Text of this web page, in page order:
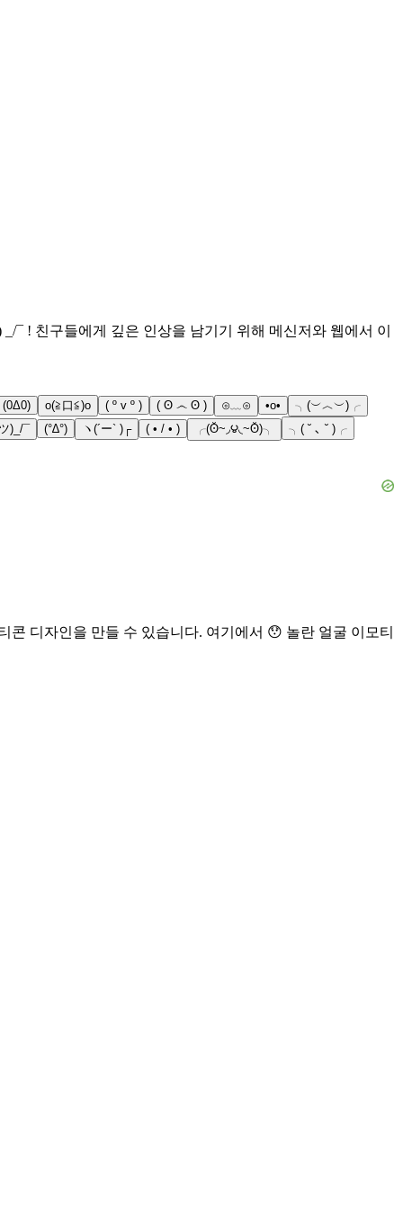
¯ ! 친구들에게 깊은 인상을 남기기 위해 메신저와 웹에서 이
(0Δ0) o(≧口≦)o ( º v º ) ( ʘ ෴ ʘ ) ⊙﹏⊙ •o•
╮(︶︿︶)╭
)_/¯
(°∆°) ヽ(´ー` )┌ ( • / • ) ╭(ʘ̆~◞౪◟~ʘ̆)╮ ╮( ˘ ､ ˘ )╭
디자인을 만들 수 있습니다. 여기에서 😯 놀란 얼굴 이모티